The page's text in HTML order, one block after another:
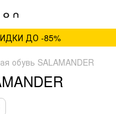
ДО -85%
обувь SALAMANDER